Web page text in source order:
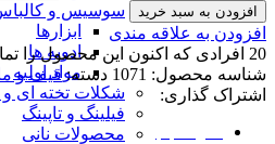
سوسیس و
ابزارها
ادویه ها
مواد اولیه
شکلات تخته ای
فیلینگ و تاپینگ
محصولات نانی
افزودن به سبد خرید
افزودن به علاقه مندی
20 افرادی که اکنون این محصول را
شناسه محصول: 1071 دسته: قیف و
اشتراک گذاری: